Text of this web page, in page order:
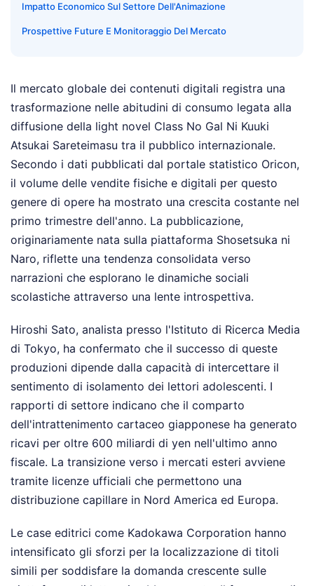
Impatto Economico Sul Settore Dell'Animazione
Prospettive Future E Monitoraggio Del Mercato
Il mercato globale dei contenuti digitali registra una
trasformazione nelle abitudini di consumo legata alla
diffusione della light novel Class No Gal Ni Kuuki
Atsukai Sareteimasu tra il pubblico internazionale.
Secondo i dati pubblicati dal portale statistico Oricon,
il volume delle vendite fisiche e digitali per questo
genere di opere ha mostrato una crescita costante nel
primo trimestre dell'anno. La pubblicazione,
originariamente nata sulla piattaforma Shosetsuka ni
Naro, riflette una tendenza consolidata verso
narrazioni che esplorano le dinamiche sociali
scolastiche attraverso una lente introspettiva.
Hiroshi Sato, analista presso l'Istituto di Ricerca Media
di Tokyo, ha confermato che il successo di queste
produzioni dipende dalla capacità di intercettare il
sentimento di isolamento dei lettori adolescenti. I
rapporti di settore indicano che il comparto
dell'intrattenimento cartaceo giapponese ha generato
ricavi per oltre 600 miliardi di yen nell'ultimo anno
fiscale. La transizione verso i mercati esteri avviene
tramite licenze ufficiali che permettono una
distribuzione capillare in Nord America ed Europa.
Le case editrici come Kadokawa Corporation hanno
intensificato gli sforzi per la localizzazione di titoli
simili per soddisfare la domanda crescente sulle